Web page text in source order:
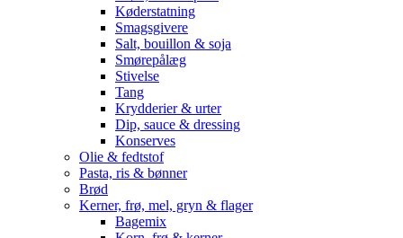
Køderstatning
Smagsgivere
Salt, bouillon & soja
Smørepålæg
Stivelse
Tang
Krydderier & urter
Dip, sauce & dressing
Konserves
Olie & fedtstof
Pasta, ris & bønner
Brød
Kerner, frø, mel, gryn & flager
Bagemix